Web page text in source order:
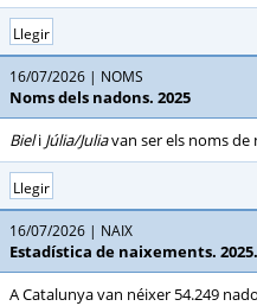
Llegir
16/07/2026 NOMS
Noms dels nadons. 2025
Bieli Júlia/Juliavan ser els noms de
Llegir
16/07/2026 NAIX
Estadística de naixements.
A Catalunya van néixer 54.249